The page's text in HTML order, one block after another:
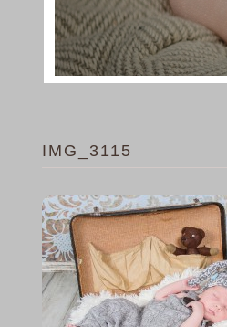
IMG_3115